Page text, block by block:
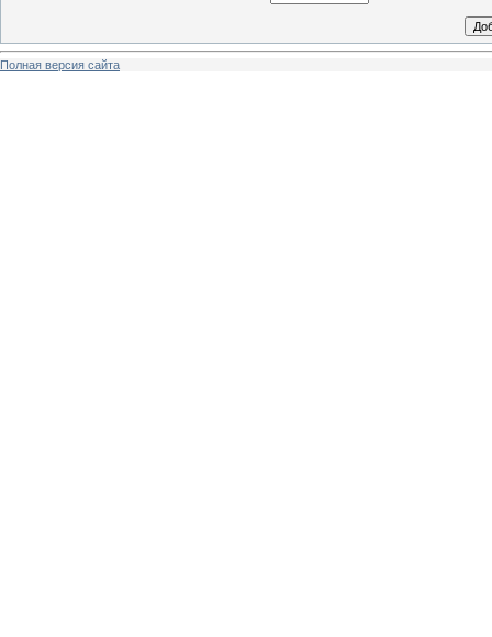
Полная версия сайта